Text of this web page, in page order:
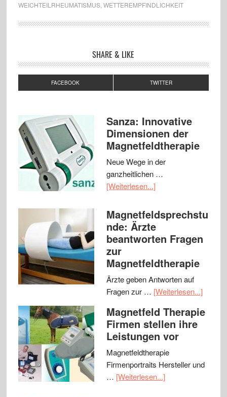
WEICHTEILRHEUMATISMUS, WETTEREMPFINDLICHKEIT
SHARE & LIKE
FACEBOOK TWITTER
Sanza: Innovative
Dimensionen der
Magnetfeldtherapie
Neue Wege in der
ganzheitlichen …
[Weiterlesen...]
Magnetfeldsprechstu
nde: Ärzte
beantworten Fragen
zur
Magnetfeldtherapie
Ärzte geben Antworten auf
Fragen zur … [Weiterlesen...]
Magnetfeld Therapie
Firmen stellen ihre
Leistungen vor
Magnetfeldtherapie
Firmenportraits Hersteller und
… [Weiterlesen...]